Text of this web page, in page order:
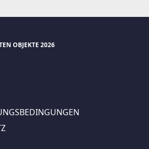
FÜR DIE
OBJEKTE 2026